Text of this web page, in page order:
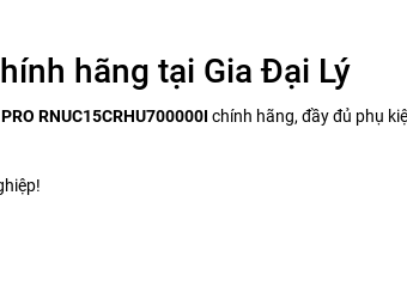
hãng tại Gia Đại Lý
RNUC15CRHU700000I chính hãng, đầy đủ phụ